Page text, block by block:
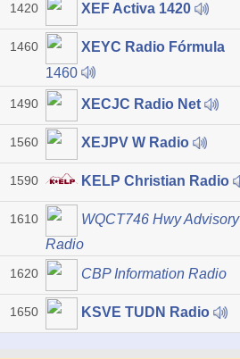
1420 XEF Activa 1420
1460
XEYC Radio Fórmula
1460
1490 XECJC Radio Net
1560 XEJPV W Radio
1590 KELP Christian Radio
1610
WQCT746 Hwy Advisory
Radio
1620 CBP Information Radio
1650 KSVE TUDN Radio